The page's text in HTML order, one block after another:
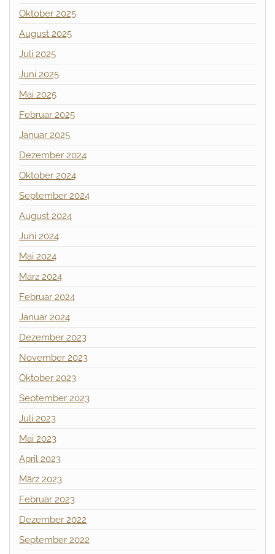
Oktober 2025
August 2025
Juli 2025
Juni 2025
Mai 2025
Februar 2025
Januar 2025
Dezember 2024
Oktober 2024
September 2024
August 2024
Juni 2024
Mai 2024
März 2024
Februar 2024
Januar 2024
Dezember 2023
November 2023
Oktober 2023
September 2023
Juli 2023
Mai 2023
April 2023
März 2023
Februar 2023
Dezember 2022
September 2022